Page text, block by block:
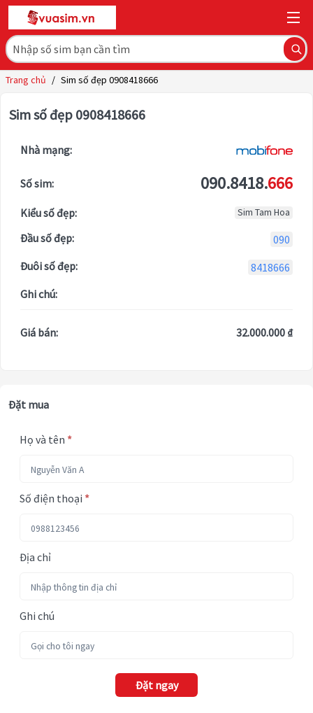
Trang chủ / Sim số đẹp 0908418666
Sim số đẹp 0908418666
Nhà mạng:
Số sim: 090.8418.666
Kiểu số đẹp: Sim Tam Hoa
Đầu số đẹp:
090
Đuôi số đẹp:
8418666
Ghi chú:
Giá bán: 32.000.000 ₫
Đặt mua
Họ và tên *
Số điện thoại *
Địa chỉ
Ghi chú
Đặt ngay